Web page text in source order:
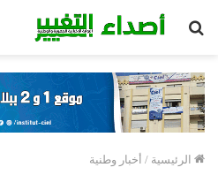
الرئيسية / أخبار وطنية